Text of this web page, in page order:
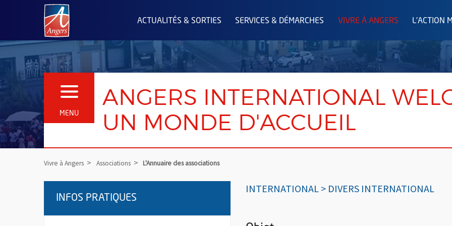
Angers.fr : Retour à l'accueil
ACTUALITÉS & SORTIES SERVICES & DÉMARCHES VIVRE À ANGERS L'ACTION
MENU
OUVRIR LE MENU
ANGERS INTERNATIONAL
UN MONDE D'ACCUEIL
Vivre à Angers Associations L'Annuaire des associations
INTERNATIONAL > DIVERS INTERNATIONAL
INFOS PRATIQUES